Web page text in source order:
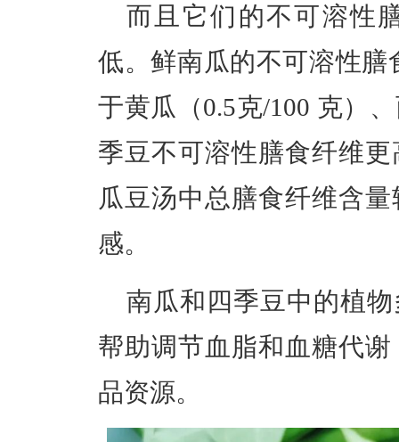
而且它们的不可溶性
低。鲜南瓜的不可溶性膳
于黄瓜（0.5克/100 克）
季豆不可溶性膳食纤维
瓜豆汤中总膳食纤维含
感。
南瓜和四季豆中的植
帮助调节血脂和血糖代
品资源。